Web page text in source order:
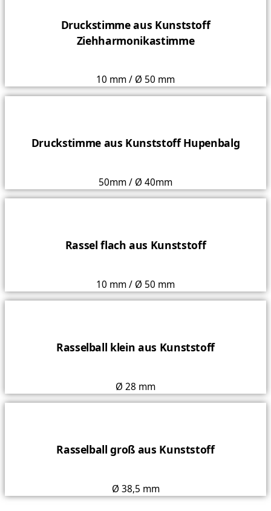
Druckstimme aus Kunststoff
Ziehharmonikastimme
10 mm / Ø 50 mm
Druckstimme aus Kunststoff Hupenbalg
50mm / Ø 40mm
Rassel flach aus Kunststoff
10 mm / Ø 50 mm
Rasselball klein aus Kunststoff
Ø 28 mm
Rasselball groß aus Kunststoff
Ø 38,5 mm